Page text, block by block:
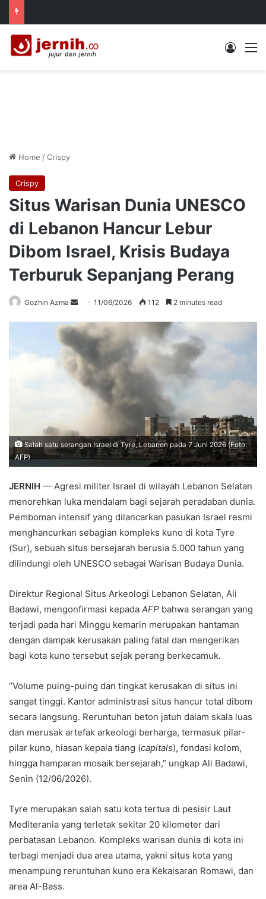
Log In
Home /Crispy
Crispy
Situs Warisan Dunia UNESCO
di Lebanon Hancur Lebur
Dibom Israel, Krisis Budaya
Terburuk Sepanjang Perang
Gozhin Azma
Send
email
11/06/2026 112 2 minutes read
Salah satu serangan Israel di Tyre, Lebanon pada 7 Juni 2026 (Foto:
AFP)
JERNIH — Agresi militer Israel di wilayah Lebanon Selatan
menorehkan luka mendalam bagi sejarah peradaban dunia.
Pemboman intensif yang dilancarkan pasukan Israel resmi
menghancurkan sebagian kompleks kuno di kota Tyre
(Sur), sebuah situs bersejarah berusia 5.000 tahun yang
dilindungi oleh UNESCO sebagai Warisan Budaya Dunia.
Direktur Regional Situs Arkeologi Lebanon Selatan, Ali
Badawi, mengonfirmasi kepada AFP bahwa serangan yang
terjadi pada hari Minggu kemarin merupakan hantaman
dengan dampak kerusakan paling fatal dan mengerikan
bagi kota kuno tersebut sejak perang berkecamuk.
“Volume puing-puing dan tingkat kerusakan di situs ini
sangat tinggi. Kantor administrasi situs hancur total dibom
secara langsung. Reruntuhan beton jatuh dalam skala luas
dan merusak artefak arkeologi berharga, termasuk pilar-
pilar kuno, hiasan kepala tiang (capitals), fondasi kolom,
hingga hamparan mosaik bersejarah,” ungkap Ali Badawi,
Senin (12/06/2026).
Tyre merupakan salah satu kota tertua di pesisir Laut
Mediterania yang terletak sekitar 20 kilometer dari
perbatasan Lebanon. Kompleks warisan dunia di kota ini
terbagi menjadi dua area utama, yakni situs kota yang
menampung reruntuhan kuno era Kekaisaran Romawi, dan
area Al-Bass.